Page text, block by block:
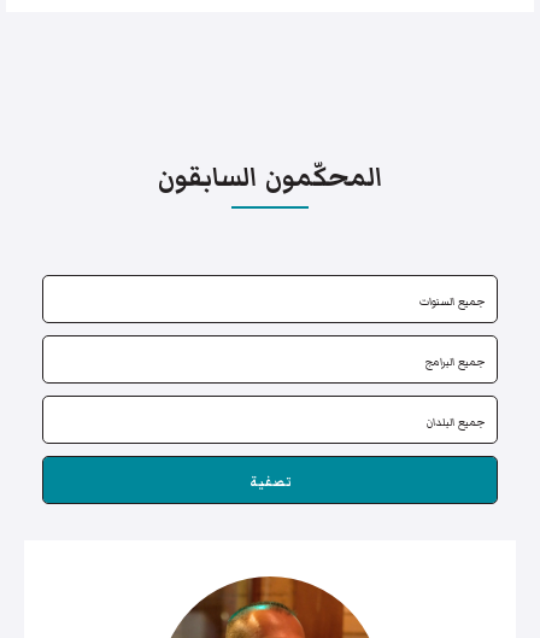
المحكّمون السابقون
تصفية